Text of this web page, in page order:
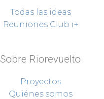
Todas las ideas
Reuniones Club i+
Sobre Riorevuelto
Proyectos
Quiénes somos